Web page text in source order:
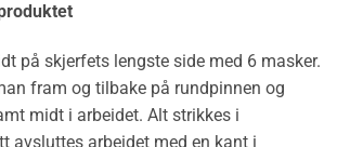
på skjerfets lengste side med 6 masker.
fram og tilbake på rundpinnen og
midt i arbeidet. Alt strikkes i
avsluttes arbeidet med en kant i